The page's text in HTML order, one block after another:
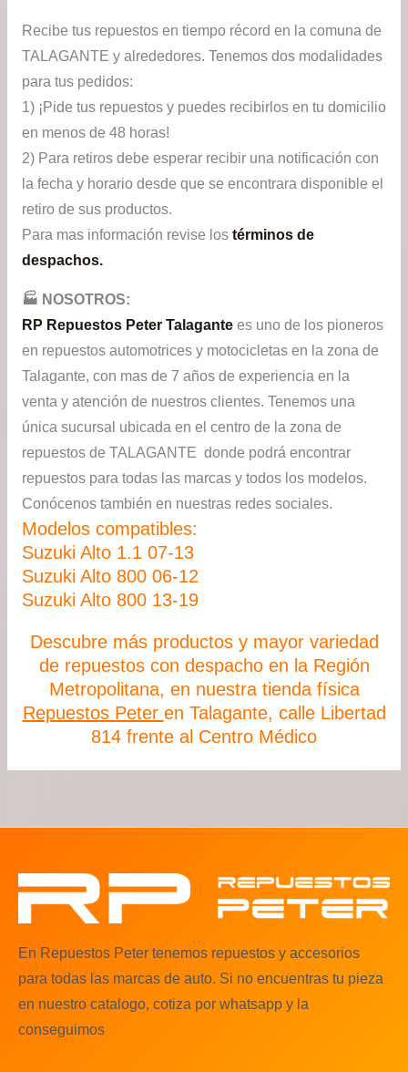
Recibe tus repuestos en tiempo récord en la comuna de
TALAGANTE y alrededores. Tenemos dos modalidades
para tus pedidos:
1) ¡Pide tus repuestos y puedes recibirlos en tu domicilio
en menos de 48 horas!
2) Para retiros debe esperar recibir una notificación con
la fecha y horario desde que se encontrara disponible el
retiro de sus productos.
Para mas información revise los términos de
despachos.
🏭​ NOSOTROS:
RP Repuestos Peter Talagante es uno de los pioneros
en repuestos automotrices y motocicletas en la zona de
Talagante, con mas de 7 años de experiencia en la
venta y atención de nuestros clientes. Tenemos una
única sucursal ubicada en el centro de la zona de
repuestos de TALAGANTE donde podrá encontrar
repuestos para todas las marcas y todos los modelos.
Conócenos también en nuestras redes sociales.
Modelos compatibles:
Suzuki Alto 1.1 07-13
Suzuki Alto 800 06-12
Suzuki Alto 800 13-19
Descubre más productos y mayor variedad
de repuestos con despacho en la Región
Metropolitana, en nuestra tienda física
Repuestos Peter en Talagante, calle Libertad
814 frente al Centro Médico
En Repuestos Peter tenemos repuestos y accesorios
para todas las marcas de auto. Si no encuentras tu pieza
en nuestro catalogo, cotiza por whatsapp y la
conseguimos